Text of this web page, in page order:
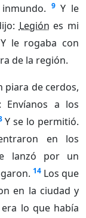
9 Y le
Legión es mi
Y le rogaba con
de la región.
piara de cerdos,
Envíanos a los
Y se lo permitió.
en los
lanzó por un
14 Los que
en la ciudad y
lo que había